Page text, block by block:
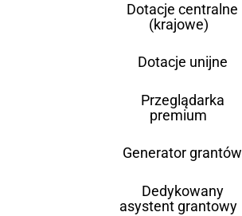
Dotacje centralne
(krajowe)
Dotacje unijne
Przeglądarka
premium
Generator grantów
Dedykowany
asystent grantowy